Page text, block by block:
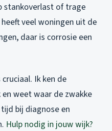
stankoverlast of trage
veel woningen uit de
daar is corrosie een
Ik ken de
weet waar de zwakke
bij diagnose en
Hulp nodig in jouw wijk?